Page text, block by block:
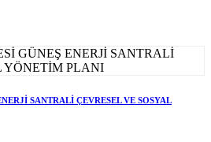
SANTRALİ ÇEVRESEL VE SOSYAL